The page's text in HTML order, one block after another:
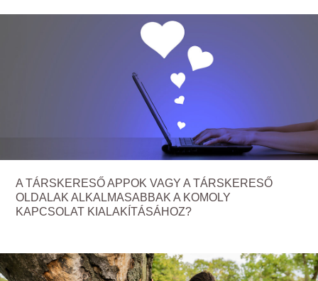
A TÁRSKERESŐ APPOK VAGY A TÁRSKERESŐ
OLDALAK ALKALMASABBAK A KOMOLY
KAPCSOLAT KIALAKÍTÁSÁHOZ?